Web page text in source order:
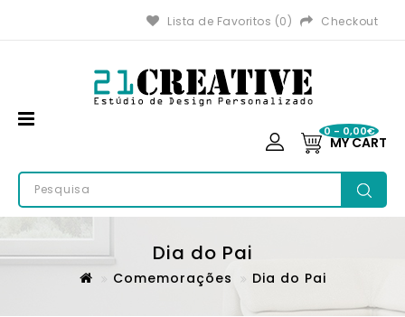
Lista de Favoritos (0) Checkout
MY CART
0 - 0,00€
Dia do Pai
Comemorações Dia do Pai